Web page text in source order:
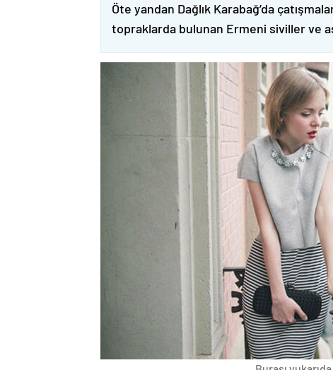
Öte yandan Dağlık Karabağ’da
topraklarda bulunan Ermeni siviller ve